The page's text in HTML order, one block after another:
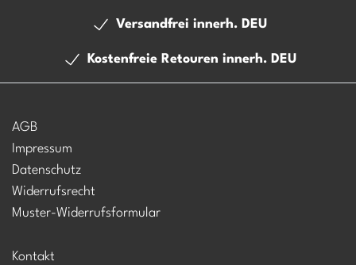
Versandfrei innerh. DEU
Kostenfreie Retouren innerh. DEU
AGB
Impressum
Datenschutz
Widerrufsrecht
Muster-Widerrufsformular
Kontakt